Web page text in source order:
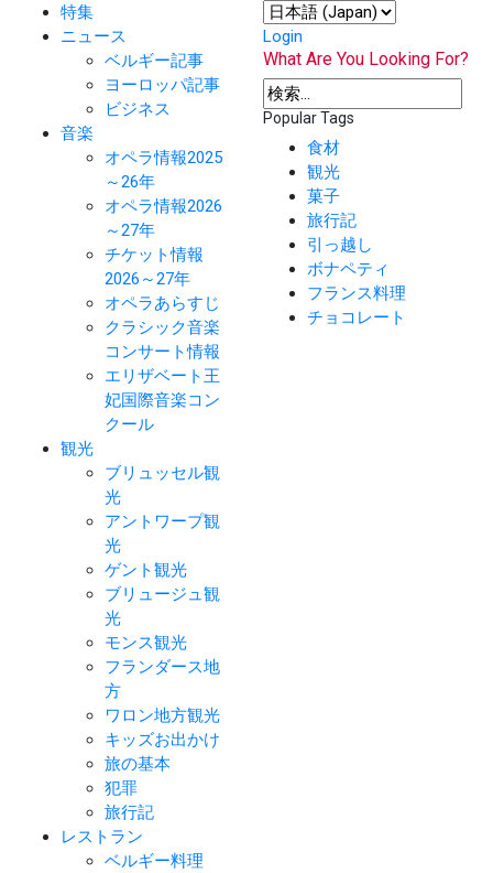
特集
ニュース
ベルギー記事
ヨーロッパ記事
ビジネス
音楽
オペラ情報2025
～26年
オペラ情報2026
～27年
チケット情報
2026～27年
オペラあらすじ
クラシック音楽
コンサート情報
エリザベート王
妃国際音楽コン
クール
観光
ブリュッセル観
光
アントワープ観
光
ゲント観光
ブリュージュ観
光
モンス観光
フランダース地
方
ワロン地方観光
キッズお出かけ
旅の基本
犯罪
旅行記
レストラン
ベルギー料理
Login
What Are You Looking For?
Popular Tags
食材
観光
菓子
旅行記
引っ越し
ボナペティ
フランス料理
チョコレート